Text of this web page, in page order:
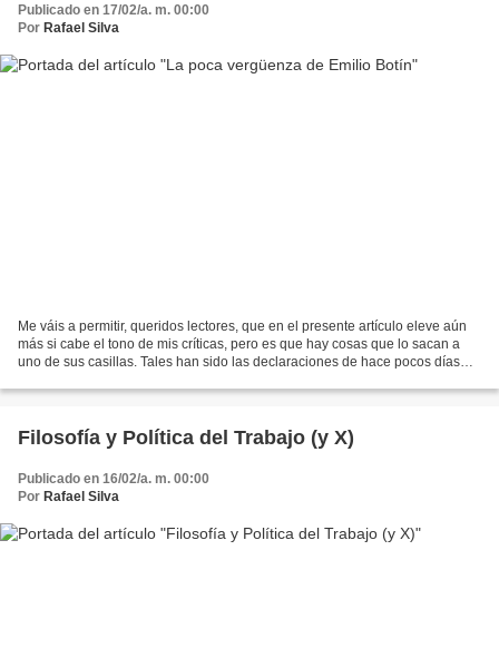
Publicado en 17/02/a. m. 00:00
Por Rafael Silva
Me váis a permitir, queridos lectores, que en el presente artículo eleve aún
más si cabe el tono de mis críticas, pero es que hay cosas que lo sacan a
uno de sus casillas. Tales han sido las declaraciones de hace pocos días
Filosofía y Política del Trabajo (y X)
Publicado en 16/02/a. m. 00:00
Por Rafael Silva